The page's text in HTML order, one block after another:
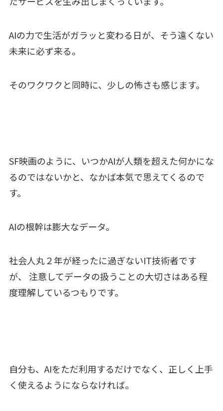
AIの力で生活がガラッと変わる日が、そう遠くない
未来に必ず来る。
そのワクワクと同時に、少しの怖さも感じます。
SF映画のように、いつかAIが人類を超えた何かにな
るのではないかと、なかば本気で思えてくるので
す。
AIの根幹は膨大なデータ。
社会人丸２年が経ったに過ぎないIT技術者です
が、 注意してデータの扱うことの大切さはある程
度理解しているつもりです。
自分も、AIをただ利用するだけでなく、正しく上手
く使えるようにならなければ。